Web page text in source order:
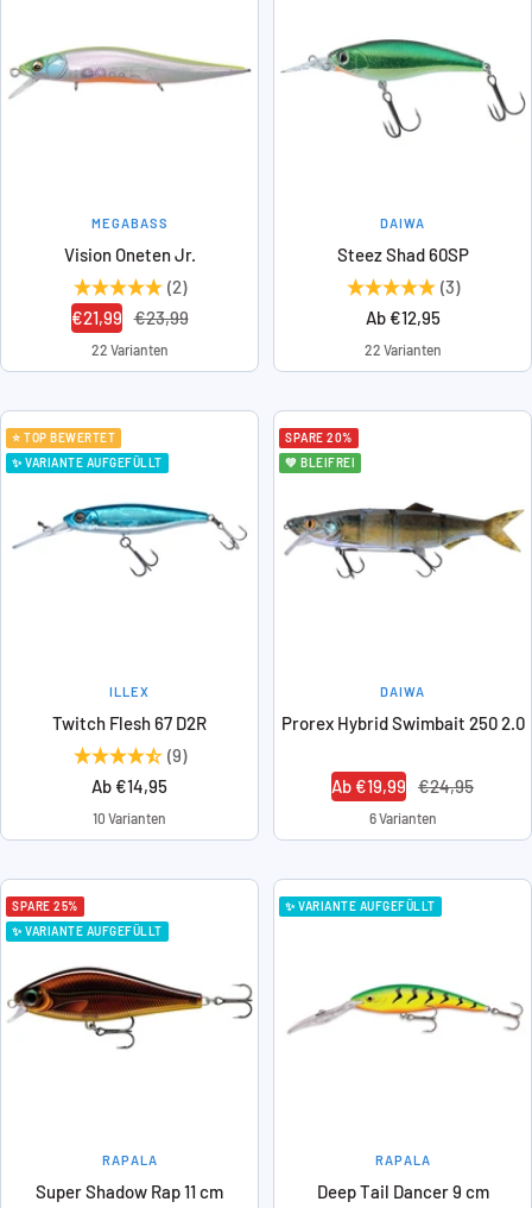
MEGABASS
Vision Oneten Jr.
(2)
Angebotspreis
€21,99 Regulärer
Preis
€23,99
22 Varianten
DAIWA
Steez Shad 60SP
(3)
Angebotspreis
Ab €12,95
22 Varianten
⭐ TOP BEWERTET
✨ VARIANTE AUFGEFÜLLT
ILLEX
Twitch Flesh 67 D2R
(9)
Angebotspreis
Ab €14,95
10 Varianten
SPARE 20%
💚 BLEIFREI
DAIWA
Prorex Hybrid Swimbait 250 2.0
Angebotspreis
Ab €19,99
Regulärer
Preis
€24,95
6 Varianten
SPARE 25%
✨ VARIANTE AUFGEFÜLLT
RAPALA
Super Shadow Rap 11 cm
✨ VARIANTE AUFGEFÜLLT
RAPALA
Deep Tail Dancer 9 cm